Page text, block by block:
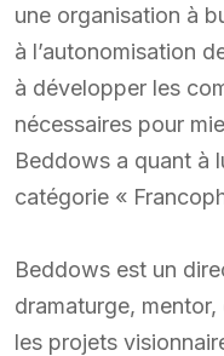
une organisation à
à l’autonomisation
à développer les
nécessaires pour
Beddows a quant à
catégorie «
Beddows est un
dramaturge,
les projets